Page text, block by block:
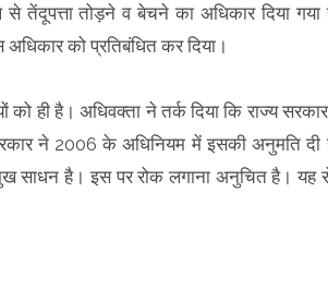
तोड़ने व बेचने का अधिकार दिया गया
को प्रतिबंधित कर दिया।
ही है। अधिवक्ता ने तर्क दिया कि राज्य
ने 2006 के अधिनियम में इसकी अनुमति दी
साधन है। इस पर रोक लगाना अनुचित है। यह